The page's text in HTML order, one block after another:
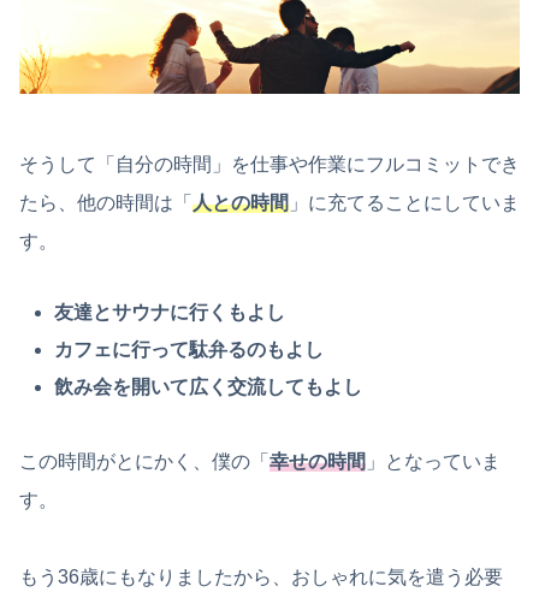
そうして「自分の時間」を仕事や作業にフルコミットでき
たら、他の時間は「 人との時間 」に充てることにしていま
す。
友達とサウナに行くもよし
カフェに行って駄弁るのもよし
飲み会を開いて広く交流してもよし
この時間がとにかく、僕の「 幸せの時間 」となっていま
す。
もう36歳にもなりましたから、おしゃれに気を遣う必要